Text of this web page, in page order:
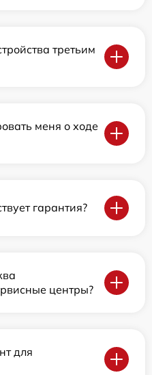
третьим
меня о ходе
гарантия?
центры?
для